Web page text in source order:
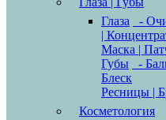
Глаза
-
|
Маска |
Губы
-
Блеск
Ресницы |
Косметология